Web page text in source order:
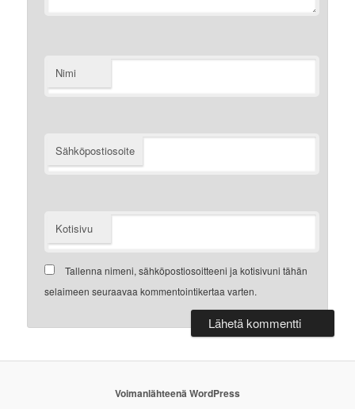
Nimi
Sähköpostiosoite
Kotisivu
Tallenna nimeni, sähköpostiosoitteeni ja kotisivuni tähän
selaimeen seuraavaa kommentointikertaa varten.
Voimanlähteenä WordPress